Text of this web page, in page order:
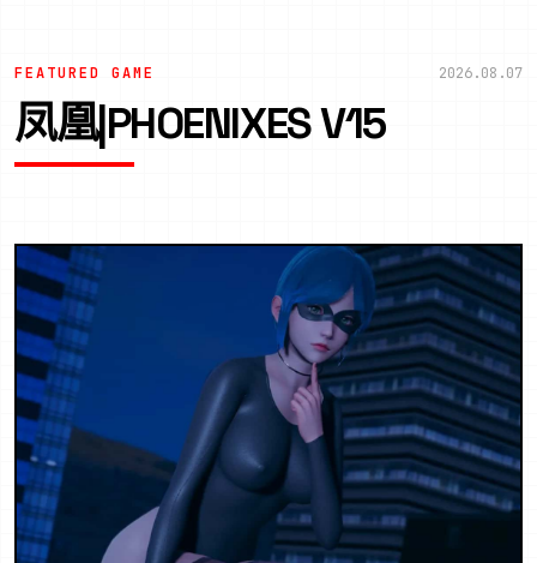
FEATURED GAME 2026.08.07
凤凰|PHOENIXES V15